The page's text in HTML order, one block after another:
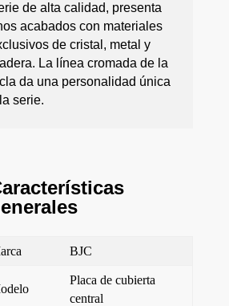
de alta calidad, presenta
acabados con materiales
de cristal, metal y
La línea cromada de la
da una personalidad única
serie.
BJC
Placa de cubierta
central